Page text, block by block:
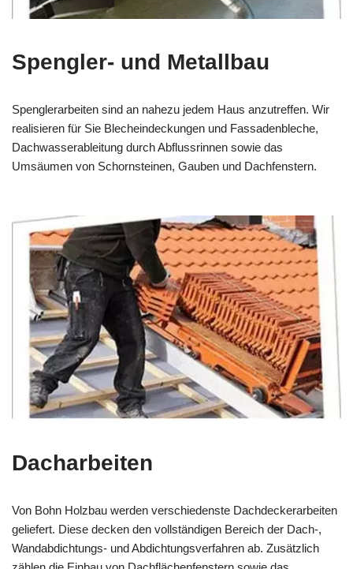
Spengler- und Metallbau
Spenglerarbeiten sind an nahezu jedem Haus anzutreffen. Wir
realisieren für Sie Blecheindeckungen und Fassadenbleche,
Dachwasserableitung durch Abflussrinnen sowie das
Umsäumen von Schornsteinen, Gauben und Dachfenstern.
Dacharbeiten
Von Bohn Holzbau werden verschiedenste Dachdeckerarbeiten
geliefert. Diese decken den vollständigen Bereich der Dach-,
Wandabdichtungs- und Abdichtungsverfahren ab. Zusätzlich